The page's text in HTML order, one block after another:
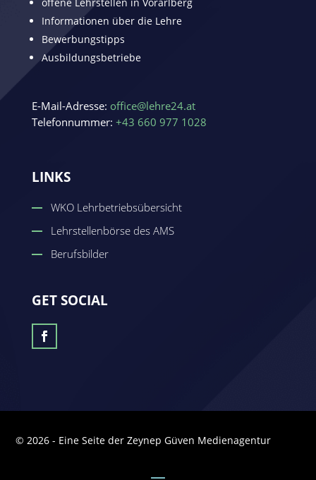
offene Lehrstellen in Vorarlberg
Informationen über die Lehre
Bewerbungstipps
Ausbildungsbetriebe
E-Mail-Adresse: office@lehre24.at
Telefonnummer: +43 660 977 1028
LINKS
WKO Lehrbetriebsübersicht
Lehrstellenbörse des AMS
Berufsbilder
GET SOCIAL
© 2026 - Eine Seite der Zeynep Güven Medienagentur